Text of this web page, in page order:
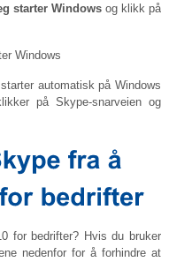
starter Windowsog klikk på
automatisk på Windows
på Skype-snarveien og
for bedrifter? Hvis du bruker
nedenfor for å forhindre at